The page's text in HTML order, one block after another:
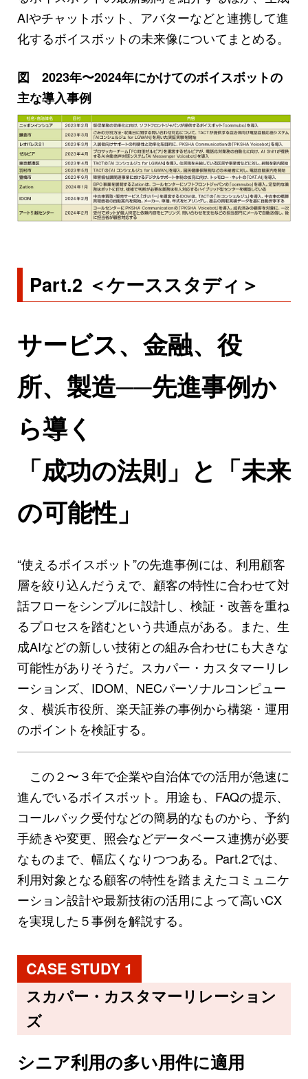
AIやチャットボット、アバターなどと連携して進
化するボイスボットの未来像についてまとめる。
図 2023年〜2024年にかけてのボイスボットの
主な導入事例
Part.2 ＜ケーススタディ＞
サービス、金融、役
所、製造──先進事例か
ら導く
「成功の法則」と「未来
の可能性」
“使えるボイスボット”の先進事例には、利用顧客
層を絞り込んだうえで、顧客の特性に合わせて対
話フローをシンプルに設計し、検証・改善を重ね
るプロセスを踏むという共通点がある。また、生
成AIなどの新しい技術との組み合わせにも大きな
可能性がありそうだ。スカパー・カスタマーリレ
ーションズ、IDOM、NECパーソナルコンピュー
タ、横浜市役所、楽天証券の事例から構築・運用
のポイントを検証する。
この２〜３年で企業や自治体での活用が急速に
進んでいるボイスボット。用途も、FAQの提示、
コールバック受付などの簡易的なものから、予約
手続きや変更、照会などデータベース連携が必要
なものまで、幅広くなりつつある。Part.2では、
利用対象となる顧客の特性を踏まえたコミュニケ
ーション設計や最新技術の活用によって高いCX
を実現した５事例を解説する。
CASE STUDY 1
スカパー・カスタマーリレーション
ズ
シニア利用の多い用件に適用